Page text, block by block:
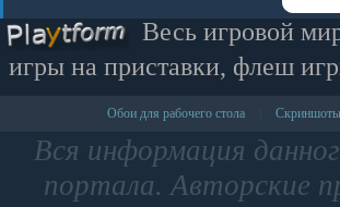
Весь игровой
игры на приставки, флеш
Обои для рабочего стола Скриншоты
Вся информация
портала. Авторские